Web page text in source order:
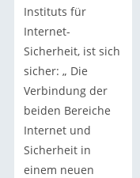
Instituts für
Internet-
Sicherheit, ist sich
sicher: „ Die
Verbindung der
beiden Bereiche
Internet und
Sicherheit in
einem neuen